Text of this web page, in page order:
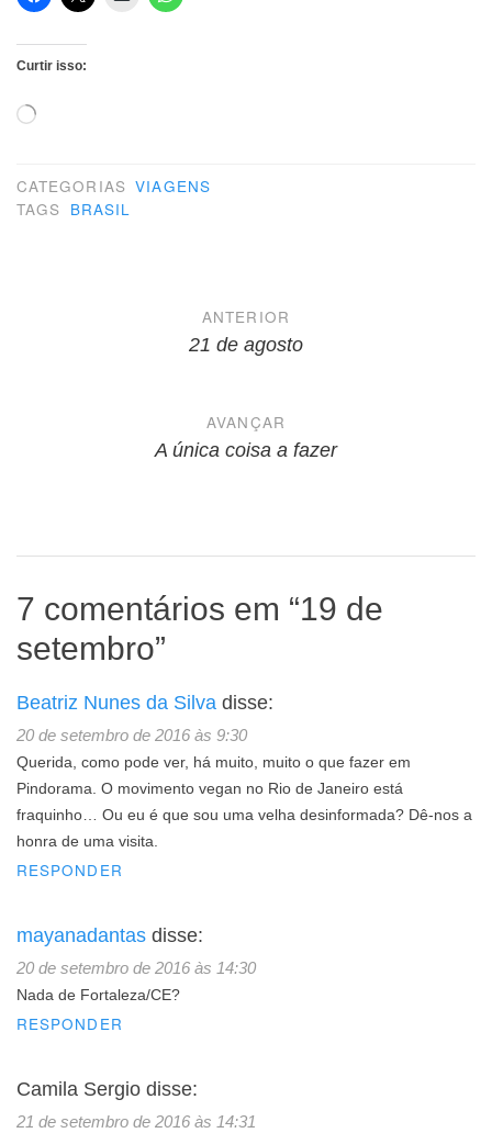
Curtir isso:
Carregando...
CATEGORIAS VIAGENS
TAGS BRASIL
NavegaçãoANTERIOR
21 de agosto
AVANÇAR
A única coisa a fazer
7 comentários em “19 de
setembro”
Beatriz Nunes da Silva disse:
20 de setembro de 2016 às 9:30
Querida, como pode ver, há muito, muito o que fazer em
Pindorama. O movimento vegan no Rio de Janeiro está
fraquinho… Ou eu é que sou uma velha desinformada? Dê-nos a
honra de uma visita.
RESPONDER
mayanadantas disse:
20 de setembro de 2016 às 14:30
Nada de Fortaleza/CE?
RESPONDER
Camila Sergio disse:
21 de setembro de 2016 às 14:31